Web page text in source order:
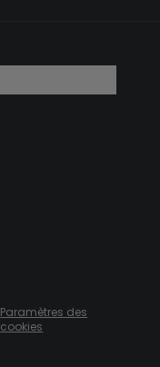
Paramètres des
cookies